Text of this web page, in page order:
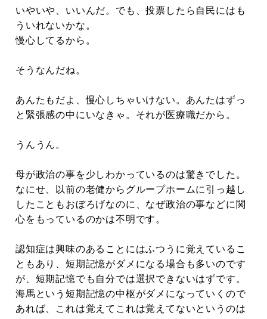
いやいや、いいんだ。でも、投票したら自民にはも
ういれないかな。
慢心してるから。
そうなんだね。
あんたもだよ、慢心しちゃいけない。あんたはずっ
と緊張感の中にいなきゃ。それが医療職だから。
うんうん。
母が政治の事を少しわかっているのは驚きでした。
なにせ、以前の老健からグループホームに引っ越し
したこともおぼろげなのに、なぜ政治の事などに関
心をもっているのかは不明です。
認知症は興味のあることにはふつうに覚えているこ
ともあり、短期記憶がダメになる場合も多いのです
が、短期記憶でも自分では選択できないはずです。
海馬という短期記憶の中枢がダメになっていくので
あれば、これは覚えてこれは覚えてないというのは